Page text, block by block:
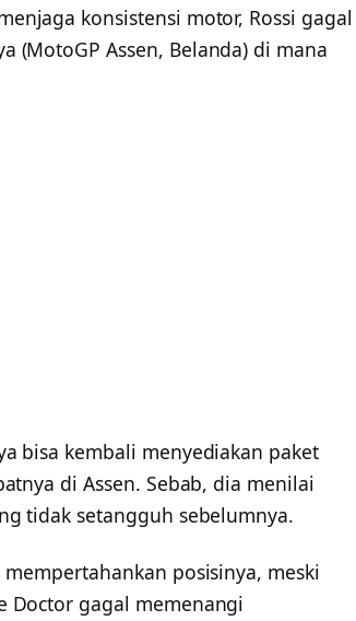
konsistensi motor, Rossi gagal
(MotoGP Assen, Belanda) di mana
bisa kembali menyediakan paket
di Assen. Sebab, dia menilai
tidak setangguh sebelumnya.
posisinya, meski
Doctor gagal memenangi